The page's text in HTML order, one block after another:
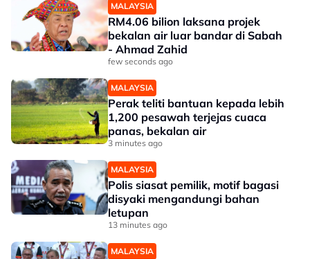
MALAYSIA
RM4.06 bilion laksana projek
bekalan air luar bandar di Sabah
- Ahmad Zahid
few seconds ago
MALAYSIA
Perak teliti bantuan kepada lebih
1,200 pesawah terjejas cuaca
panas, bekalan air
3 minutes ago
MALAYSIA
Polis siasat pemilik, motif bagasi
disyaki mengandungi bahan
letupan
13 minutes ago
MALAYSIA